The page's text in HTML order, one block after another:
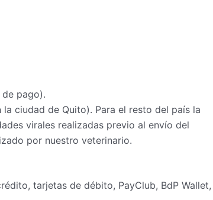
pago).
ciudad de Quito). Para el resto del país la
virales realizadas previo al envío del
por nuestro veterinario.
tarjetas de débito, PayClub, BdP Wallet,